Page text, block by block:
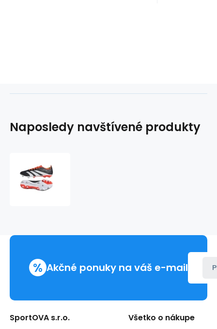
Naposledy navštívené produkty
IG7762
% Akčné ponuky na váš e-mail
SportOVA s.r.o. Všetko o nákupe